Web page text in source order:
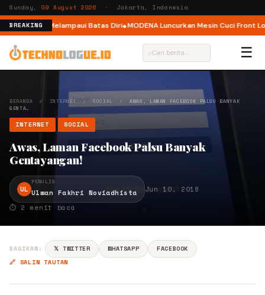
Sunday, 09 August 2026 · Jakarta, Indonesia
BREAKING
Pelari Melampaui Batas Diri MODENA Luncurkan Mesin Cuci Front
⌕ ☰
BERANDA / INTERNET /SOCIAL /AWAS, LAMAN FACEBOOK PALSU BANYAK
GENTA…
INTERNET SOCIAL
Awas, Laman Facebook Palsu Banyak
Gentayangan!
UL
PENULIS
Ulwan Fakhri Noviadhista
Jun 10, 2018
⏱ 2 menit baca
BAGIKAN: 𝕏 TWITTER WHATSAPP
FACEBOOK
🔗 SALIN TAUTAN